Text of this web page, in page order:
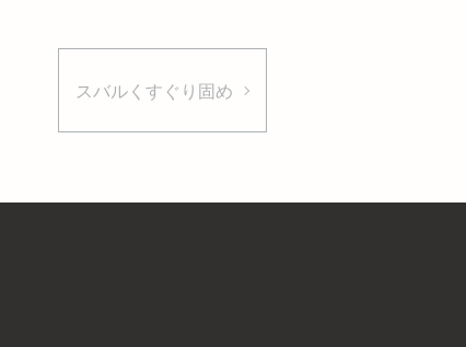
スバルくすぐり固め